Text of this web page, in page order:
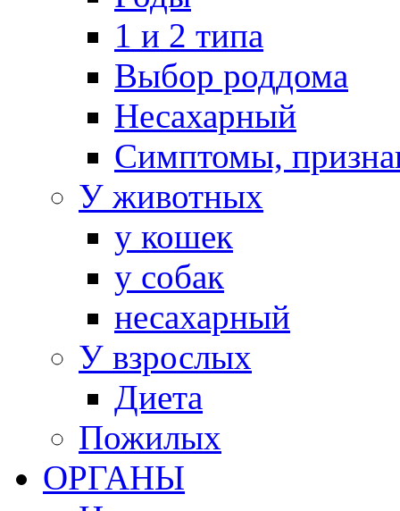
1 и 2 типа
Выбор роддома
Несахарный
Симптомы,
У животных
у кошек
у собак
несахарный
У взрослых
Диета
Пожилых
ОРГАНЫ